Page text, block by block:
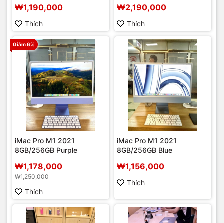
₩1,190,000
Thích
₩2,190,000
Thích
Giảm 6%
iMac Pro M1 2021
8GB/256GB Purple
₩1,178,000
₩1,250,000
Thích
iMac Pro M1 2021
8GB/256GB Blue
₩1,156,000
Thích